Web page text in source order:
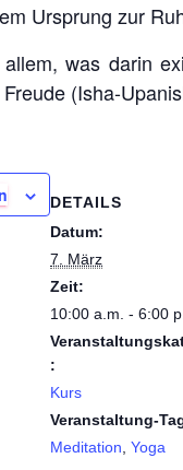
Ursprung zur
was darin
(Isha-
DETAILS
Datum:
7. März
Zeit:
10:00 a.m. - 6:00
:
Kurs
Veranstaltung-
Meditation Yoga